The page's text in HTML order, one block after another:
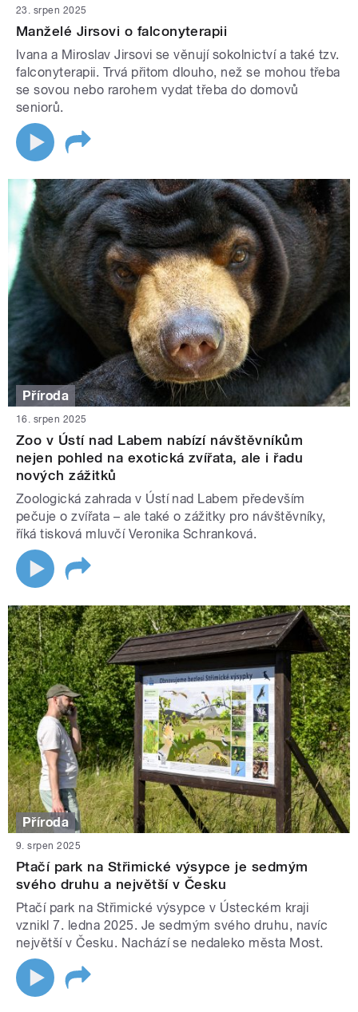
23. srpen 2025
Manželé Jirsovi o falconyterapii
Ivana a Miroslav Jirsovi se věnují sokolnictví a také tzv.
falconyterapii. Trvá přitom dlouho, než se mohou třeba
se sovou nebo rarohem vydat třeba do domovů
seniorů.
Příroda
16. srpen 2025
Zoo v Ústí nad Labem nabízí návštěvníkům
nejen pohled na exotická zvířata, ale i řadu
nových zážitků
Zoologická zahrada v Ústí nad Labem především
pečuje o zvířata – ale také o zážitky pro návštěvníky,
říká tisková mluvčí Veronika Schranková.
Příroda
9. srpen 2025
Ptačí park na Střimické výsypce je sedmým
svého druhu a největší v Česku
Ptačí park na Střimické výsypce v Ústeckém kraji
vznikl 7. ledna 2025. Je sedmým svého druhu, navíc
největší v Česku. Nachází se nedaleko města Most.